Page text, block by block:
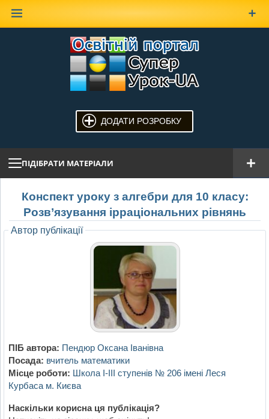
ДОДАТИ РОЗРОБКУ
ПІДІБРАТИ МАТЕРІАЛИ
Конспект уроку з алгебри для 10 класу:
Розв’язування ірраціональних рівнянь
Автор публікації
ПІБ автора: Пендюр Оксана Іванівна
Посада: вчитель математики
Місце роботи: Школа І-ІІІ ступенів № 206 імені Леся
Курбаса м. Києва
Наскільки корисна ця публікація?